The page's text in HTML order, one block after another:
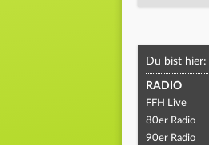
Du bist hier:
RADIO
FFH Live
80er Radio
90er Radio